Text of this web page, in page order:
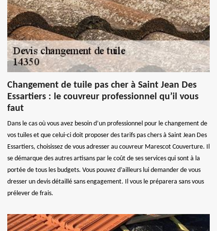
Changement de tuile pas cher à Saint Jean Des
Essartiers : le couvreur professionnel qu’il vous
faut
Dans le cas où vous avez besoin d’un professionnel pour le changement de
vos tuiles et que celui-ci doit proposer des tarifs pas chers à Saint Jean Des
Essartiers, choisissez de vous adresser au couvreur Marescot Couverture. Il
se démarque des autres artisans par le coût de ses services qui sont à la
portée de tous les budgets. Vous pouvez d’ailleurs lui demander de vous
dresser un devis détaillé sans engagement. Il vous le préparera sans vous
prélever de frais.